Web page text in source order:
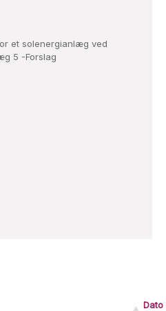
et solenergianlæg ved
5 -Forslag
Dato